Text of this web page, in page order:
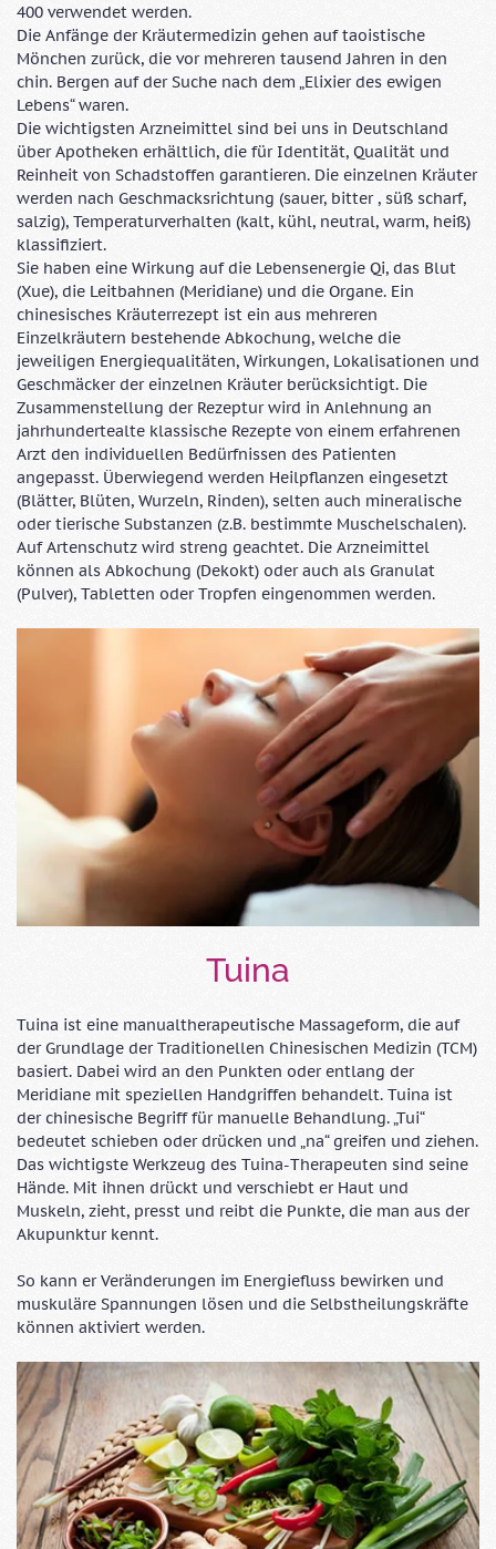
400 verwendet werden.
Die Anfänge der Kräutermedizin gehen auf taoistische
Mönchen zurück, die vor mehreren tausend Jahren in den
chin. Bergen auf der Suche nach dem „Elixier des ewigen
Lebens“ waren.
Die wichtigsten Arzneimittel sind bei uns in Deutschland
über Apotheken erhältlich, die für Identität, Qualität und
Reinheit von Schadstoffen garantieren. Die einzelnen Kräuter
werden nach Geschmacksrichtung (sauer, bitter , süß scharf,
salzig), Temperaturverhalten (kalt, kühl, neutral, warm, heiß)
klassifiziert.
Sie haben eine Wirkung auf die Lebensenergie Qi, das Blut
(Xue), die Leitbahnen (Meridiane) und die Organe. Ein
chinesisches Kräuterrezept ist ein aus mehreren
Einzelkräutern bestehende Abkochung, welche die
jeweiligen Energiequalitäten, Wirkungen, Lokalisationen und
Geschmäcker der einzelnen Kräuter berücksichtigt. Die
Zusammenstellung der Rezeptur wird in Anlehnung an
jahrhundertealte klassische Rezepte von einem erfahrenen
Arzt den individuellen Bedürfnissen des Patienten
angepasst. Überwiegend werden Heilpflanzen eingesetzt
(Blätter, Blüten, Wurzeln, Rinden), selten auch mineralische
oder tierische Substanzen (z.B. bestimmte Muschelschalen).
Auf Artenschutz wird streng geachtet. Die Arzneimittel
können als Abkochung (Dekokt) oder auch als Granulat
(Pulver), Tabletten oder Tropfen eingenommen werden.
Tuina
Tuina ist eine manualtherapeutische Massageform, die auf
der Grundlage der Traditionellen Chinesischen Medizin (TCM)
basiert. Dabei wird an den Punkten oder entlang der
Meridiane mit speziellen Handgriffen behandelt. Tuina ist
der chinesische Begriff für manuelle Behandlung. „Tui“
bedeutet schieben oder drücken und „na“ greifen und ziehen.
Das wichtigste Werkzeug des Tuina-Therapeuten sind seine
Hände. Mit ihnen drückt und verschiebt er Haut und
Muskeln, zieht, presst und reibt die Punkte, die man aus der
Akupunktur kennt.
So kann er Veränderungen im Energiefluss bewirken und
muskuläre Spannungen lösen und die Selbstheilungskräfte
können aktiviert werden.